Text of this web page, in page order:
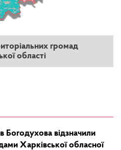
громад
області
Богодухова відзначили
Харківської обласної